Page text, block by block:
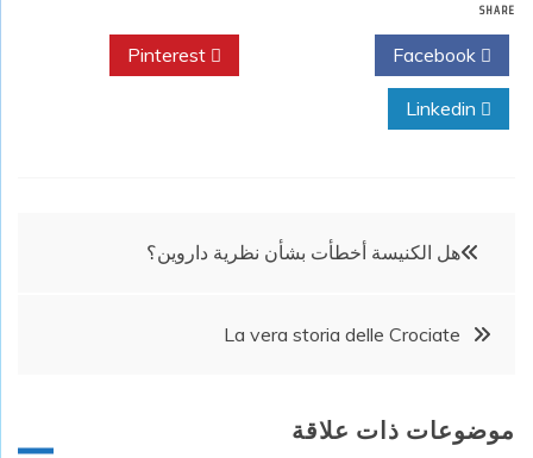
SHARE
تصفّح
هل الكنيسة أخطأت بشأن نظرية داروين؟
La vera storia delle Crociate
موضوعات ذات علاقة